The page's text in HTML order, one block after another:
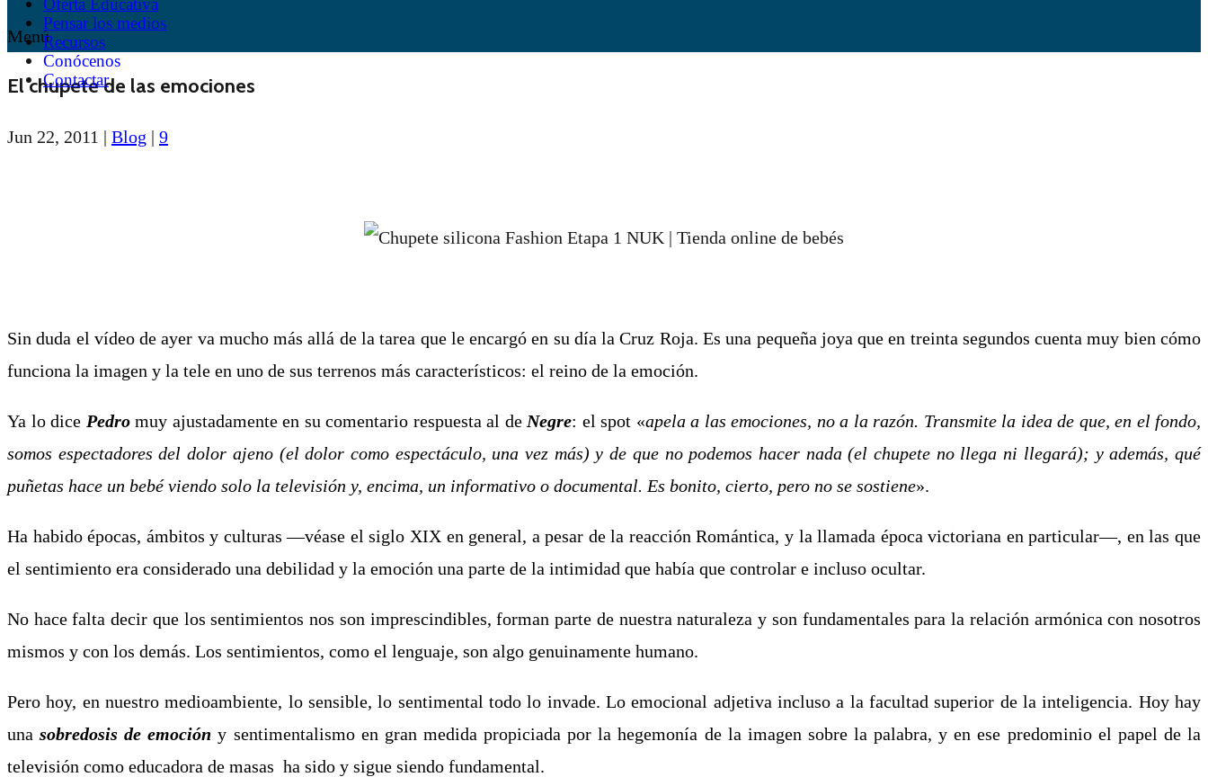
Pensar los medios
Recursos
Conócenos
Contactar
Menú
El chupete de las emociones
Jun 22, 2011 | Blog | 9
Sin duda el vídeo de ayer va mucho más allá de la tarea que le encargó en su día la Cruz Roja. Es una pequeña joya que en treinta segundos cuenta muy bien cómo
funciona la imagen y la tele en uno de sus terrenos más característicos: el reino de la emoción.
Ya lo dice Pedromuy ajustadamente en su comentario respuesta al de Negre: el spot «apela a las emociones, no a la razón. Transmite la idea de que, en el fondo,
somos espectadores del dolor ajeno (el dolor como espectáculo, una vez más) y de que no podemos hacer nada (el chupete no llega ni llegará); y además, qué
puñetas hace un bebé viendo solo la televisión y, encima, un informativo o documental. Es bonito, cierto, pero no se sostiene».
Ha habido épocas, ámbitos y culturas ―véase el siglo XIX en general, a pesar de la reacción Romántica, y la llamada época victoriana en particular―, en las que
el sentimiento era considerado una debilidad y la emoción una parte de la intimidad que había que controlar e incluso ocultar.
No hace falta decir que los sentimientos nos son imprescindibles, forman parte de nuestra naturaleza y son fundamentales para la relación armónica con nosotros
mismos y con los demás. Los sentimientos, como el lenguaje, son algo genuinamente humano.
Pero hoy, en nuestro medioambiente, lo sensible, lo sentimental todo lo invade. Lo emocional adjetiva incluso a la facultad superior de la inteligencia. Hoy hay
unasobredosis de emoción y sentimentalismo en gran medida propiciada por la hegemonía de la imagen sobre la palabra, y en ese predominio el papel de la
televisión como educadora de masas ha sido y sigue siendo fundamental.